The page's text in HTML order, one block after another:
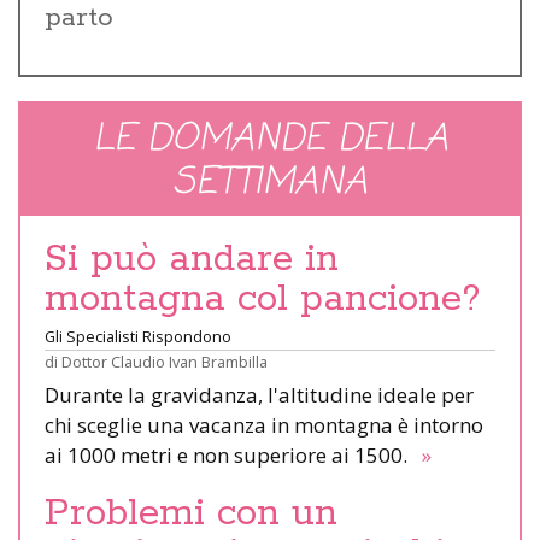
parto
LE DOMANDE DELLA
SETTIMANA
Si può andare in
montagna col pancione?
Gli Specialisti Rispondono
di Dottor Claudio Ivan Brambilla
Durante la gravidanza, l'altitudine ideale per
chi sceglie una vacanza in montagna è intorno
ai 1000 metri e non superiore ai 1500. »
Problemi con un